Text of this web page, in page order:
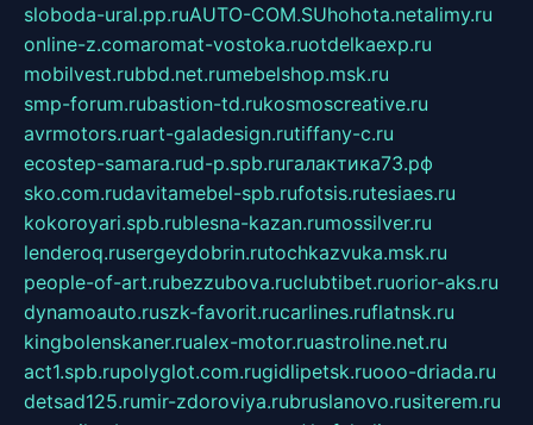
sloboda-ural.pp.ruAUTO-COM.SUhohota.netalimy.ru
online-z.comaromat-vostoka.ruotdelkaexp.ru
mobilvest.rubbd.net.rumebelshop.msk.ru
smp-forum.rubastion-td.rukosmoscreative.ru
avrmotors.ruart-galadesign.rutiffany-c.ru
ecostep-samara.rud-p.spb.ruгалактика73.рф
sko.com.rudavitamebel-spb.rufotsis.rutesiaes.ru
kokoroyari.spb.rublesna-kazan.rumossilver.ru
lenderoq.rusergeydobrin.rutochkazvuka.msk.ru
people-of-art.rubezzubova.ruclubtibet.ruorior-aks.ru
dynamoauto.ruszk-favorit.rucarlines.ruflatnsk.ru
kingbolenskaner.rualex-motor.ruastroline.net.ru
act1.spb.rupolyglot.com.rugidlipetsk.ruooo-driada.ru
detsad125.rumir-zdoroviya.rubruslanovo.rusiterem.ru